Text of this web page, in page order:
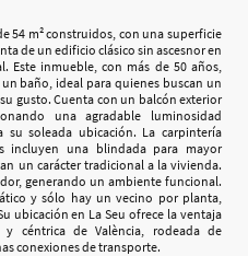
54 m² construidos, con una superficie
de un edificio clásico sin ascesnoren
Este inmueble, con más de 50 años,
baño, ideal para quienes buscan un
gusto. Cuenta con un balcón exterior
una agradable luminosidad
soleada ubicación. La carpintería
incluyen una blindada para mayor
un carácter tradicional a la vivienda.
generando un ambiente funcional.
y sólo hay un vecino por planta,
ubicación en La Seu ofrece la ventaja
céntrica de València, rodeada de
conexiones de transporte.